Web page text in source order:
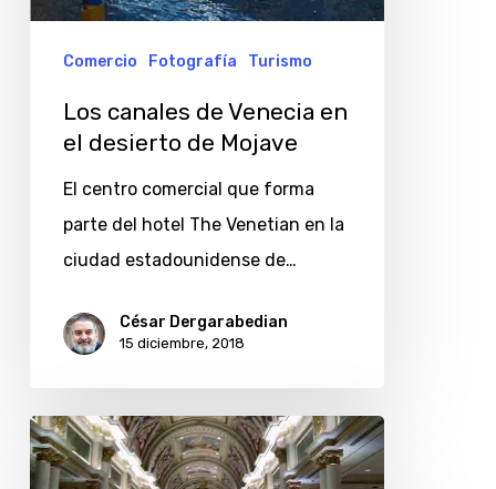
el
desierto
Mojave
Comercio Fotografía Turismo
Los canales de Venecia en
el desierto de Mojave
El centro comercial que forma
parte del hotel The Venetian en la
ciudad estadounidense de…
César Dergarabedian
15 diciembre, 2018